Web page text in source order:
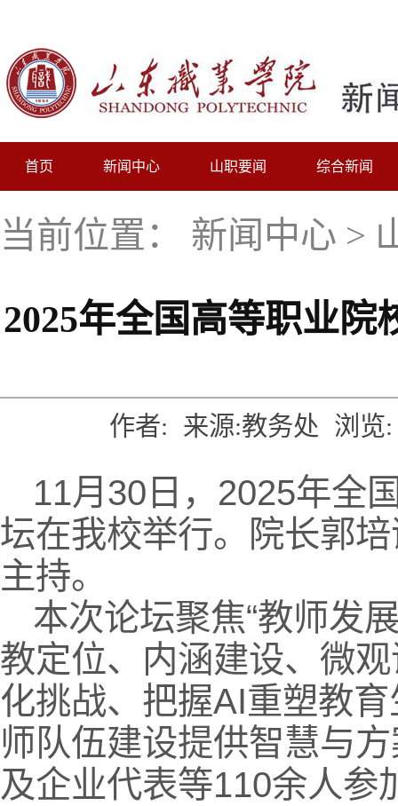
首页 新闻中心 山职要闻 综合新闻
当前位置： 新闻中心 >
2025年全国高等职业
作者: 来源:教务处 浏览:
11月30日，2025年全
坛在我校举行。院长郭
主持。
本次论坛聚焦“教师发
教定位、内涵建设、微
化挑战、把握AI重塑教
师队伍建设提供智慧与
及企业代表等110余人参